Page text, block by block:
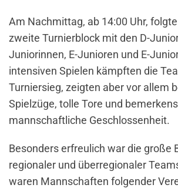
Am Nachmittag, ab 14:00 Uhr,
zweite Turnierblock mit den D-
Juniorinnen, E-Junioren und E-
intensiven Spielen kämpften die
Turniersieg, zeigten aber vor allem
Spielzüge, tolle Tore und
mannschaftliche Geschlossenheit.
Besonders erfreulich war die große
regionaler und überregionaler
waren Mannschaften folgender